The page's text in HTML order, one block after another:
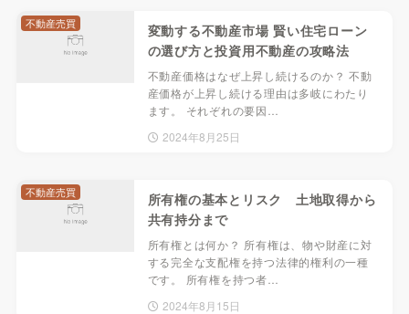
変動する不動産市場 賢い住宅ローン
の選び方と投資用不動産の攻略法
不動産価格はなぜ上昇し続けるのか？ 不動
産価格が上昇し続ける理由は多岐にわたり
ます。 それぞれの要因…
2024年8月25日
不動産売買
所有権の基本とリスク 土地取得から
共有持分まで
所有権とは何か？ 所有権は、物や財産に対
する完全な支配権を持つ法律的権利の一種
です。 所有権を持つ者…
2024年8月15日
不動産売買